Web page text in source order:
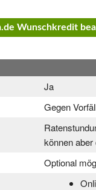
Wunschkredit
Ja
Gegen
können aber
Optional